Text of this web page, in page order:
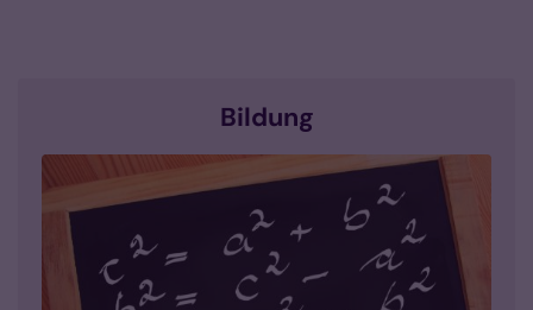
Bildung